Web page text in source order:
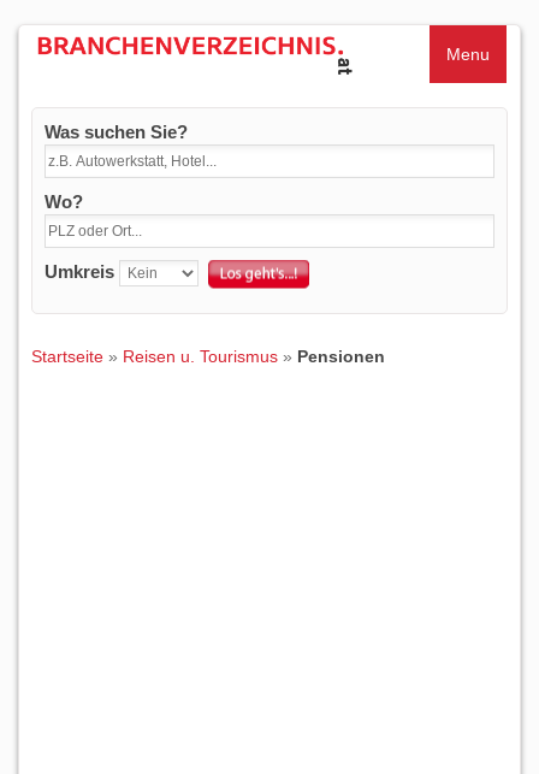
Menu
Was suchen Sie?
Wo?
Umkreis
Startseite » Reisen u. Tourismus » Pensionen